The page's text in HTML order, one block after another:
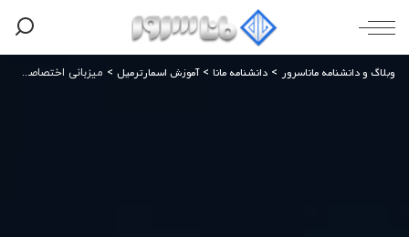
وبلاگ و دانشنامه ماناسرور > دانشنامه مانا >آموزش اسمارترمیل > میزبانی اختصاصی ایمیل؛ راهکاری امن برای مدیریت حرفه‌ای ایمیل‌های سازمانی